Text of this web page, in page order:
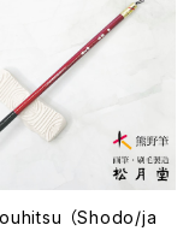
（Shodo/ja